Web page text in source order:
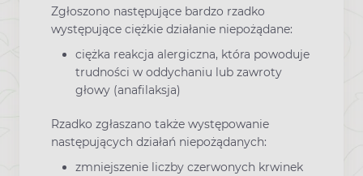
Zgłoszono następujące bardzo rzadko
występujące ciężkie działanie niepożądane:
ciężka reakcja alergiczna, która powoduje
trudności w oddychaniu lub zawroty
głowy (anafilaksja)
Rzadko zgłaszano także występowanie
następujących działań niepożądanych:
zmniejszenie liczby czerwonych krwinek